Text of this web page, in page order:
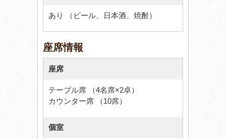
あり （ビール、日本酒、焼酎）
座席情報
座席
テーブル席 （4名席×2卓）
カウンター席 （10席）
個室